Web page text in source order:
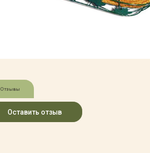
Консультации специалистов
Отзывы
Оставить отзыв